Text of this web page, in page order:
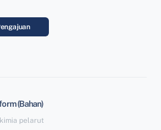
(Bahan)
pelarut